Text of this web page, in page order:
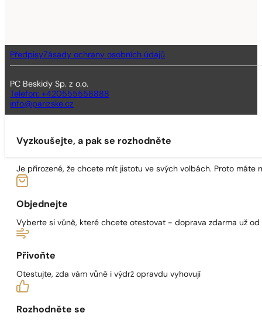
PředpisyZásady ochrany osobních údajů
PC Beskidy Sp. z o.o.
Telefon: +420555558888
info@parizske.cz
Vyzkoušejte, a pak se rozhodněte
Je přirozené, že chcete mít jistotu ve svých volbách. Proto máte
Objednejte
Vyberte si vůně, které chcete otestovat - doprava zdarma už
Přivoňte
Otestujte, zda vám vůně i výdrž opravdu vyhovují
Rozhodněte se